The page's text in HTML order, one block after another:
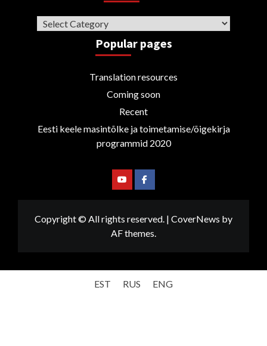
Categories
Popular pages
Translation resources
Coming soon
Recent
Eesti keele masintõlke ja toimetamise/õigekirja
programmid 2020
YoutubeFacebook
Copyright © All rights reserved. | CoverNews by
AF themes.
EST RUS ENG